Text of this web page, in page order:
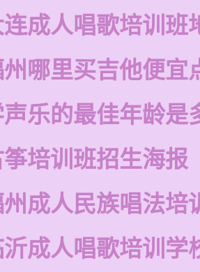
连成人唱歌培训班
哪里买吉他便宜
声乐的最佳年龄是
筝培训班招生海报
成人民族唱法培
沂成人唱歌培训学